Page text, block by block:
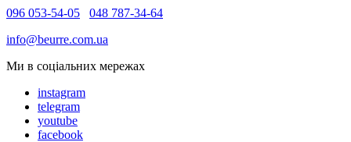
096 053-54-05
048 787-34-64
info@beurre.com.ua
Ми в соціальних мережах
instagram
telegram
youtube
facebook